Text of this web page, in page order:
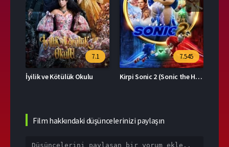
7.1
İyilik ve Kötülük Okulu
7.545
Kirpi Sonic 2 (Sonic the Hedgehog 2)
Film hakkındaki düşüncelerinizi paylaşın